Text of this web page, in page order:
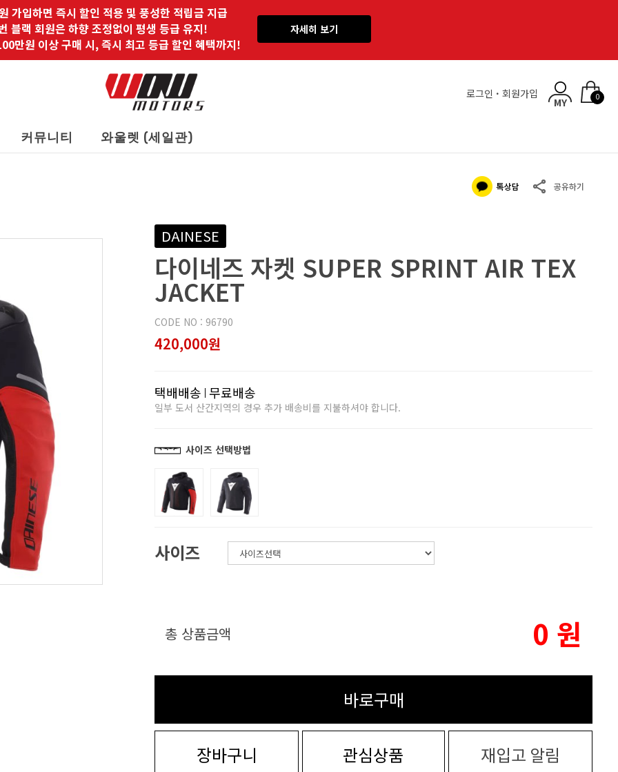
가입하면 즉시 할인 적용 및 풍성한 적립금 지급
블랙 회원은 하향 조정없이 평생 등급 유지!
만원 이상 구매 시, 즉시 최고 등급 할인 혜택까지!
자세히 보기
로그인 · 회원가입 0
커뮤니티 와울렛 (세일관)
DAINESE
다이네즈 자켓 SUPER SPRINT AIR TEX
JACKET
CODE NO : 96790
420,000원
택배배송 무료배송
일부 도서 산간지역의 경우 추가 배송비를 지불하셔야 합니다.
사이즈 선택방법
사이즈
총 상품금액 0 원
바로구매
장바구니 관심상품 재입고 알림